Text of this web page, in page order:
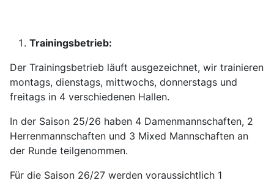
Trainingsbetrieb:
Der Trainingsbetrieb läuft ausgezeichnet, wir trainieren
montags, dienstags, mittwochs, donnerstags und
freitags in 4 verschiedenen Hallen.
In der Saison 25/26 haben 4 Damenmannschaften, 2
Herrenmannschaften und 3 Mixed Mannschaften an
der Runde teilgenommen.
Für die Saison 26/27 werden voraussichtlich 1